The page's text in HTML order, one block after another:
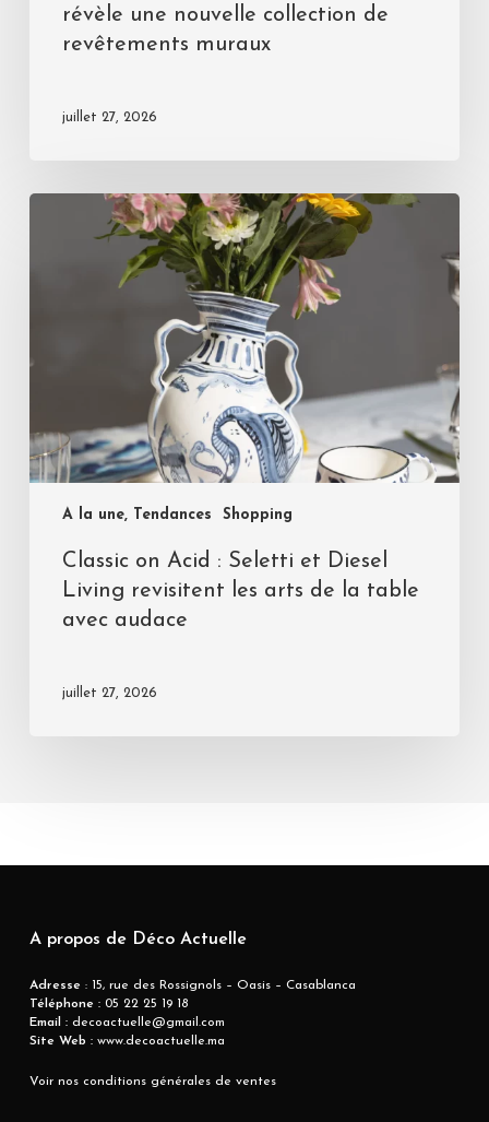
révèle une nouvelle collection de
revêtements muraux
juillet 27, 2026
A la une, Tendances Shopping
Classic on Acid : Seletti et Diesel
Living revisitent les arts de la table
avec audace
juillet 27, 2026
A propos de Déco Actuelle
Adresse : 15, rue des Rossignols – Oasis – Casablanca
Téléphone :05 22 25 19 18
Email :decoactuelle@gmail.com
Site Web :www.decoactuelle.ma
Voir nos conditions générales de ventes